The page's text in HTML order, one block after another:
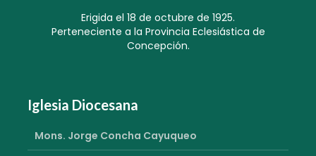
Erigida el 18 de octubre de 1925.
Perteneciente a la Provincia Eclesiástica de
Concepción.
Iglesia Diocesana
Mons. Jorge Concha Cayuqueo